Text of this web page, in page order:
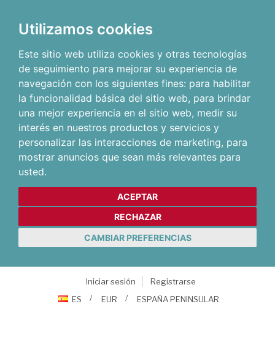
Utilizamos cookies
Este sitio web utiliza cookies y otras tecnologías
de seguimiento para mejorar su experiencia de
navegación con los siguientes fines: para habilitar
la funcionalidad básica del sitio web, para brindar
una mejor experiencia en el sitio web, medir su
interés en nuestros productos y servicios y
personalizar las interacciones de marketing, para
mostrar anuncios que sean más relevantes para
usted.
ACEPTAR
RECHAZAR
CAMBIAR PREFERENCIAS
Iniciar sesión
Registrarse
ES
EUR ESPAÑA PENINSULAR